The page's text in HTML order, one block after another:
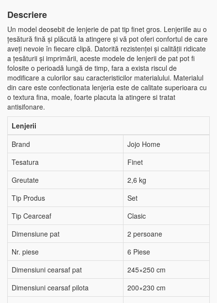
Descriere
Un model deosebit de lenjerie de pat tip finet gros. Lenjeriile au o
țesătură fină și plăcută la atingere și vă pot oferi confortul de care
aveți nevoie în fiecare clipă. Datorită rezistenței și calității ridicate
a țesăturii și imprimării, aceste modele de lenjerii de pat pot fi
folosite o perioadă lungă de timp, fara a exista riscul de
modificare a culorilor sau caracteristicilor materialului. Materialul
din care este confectionata lenjeria este de calitate superioara cu
o textura fina, moale, foarte placuta la atingere si tratat
antisifonare.
Lenjerii
Brand
Jojo Home
Tesatura
Finet
Greutate
2,6 kg
Tip Produs
Set
Tip Cearceaf
Clasic
Dimensiune pat
2 persoane
Nr. piese
6 Piese
Dimensiuni cearsaf pat
245×250 cm
Dimensiuni cearsaf pilota
200×230 cm